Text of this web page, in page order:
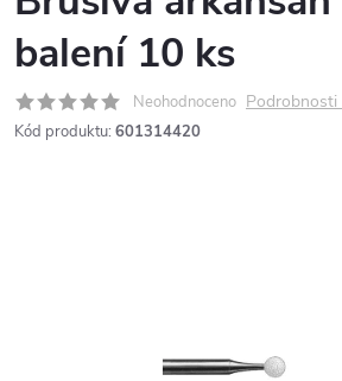
balení 10 ks
Neohodnoceno
Kód produktu: 601314420